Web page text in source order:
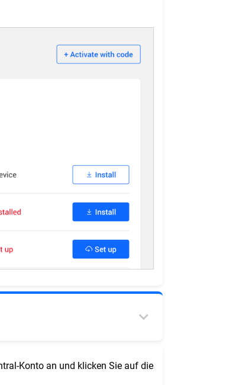
Konto an und klicken Sie auf die